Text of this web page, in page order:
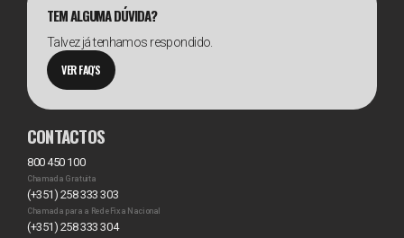
TEM ALGUMA DÚVIDA?
Talvez já tenhamos respondido.
VER FAQ'S
CONTACTOS
800 450 100
Chamada Gratuita
(+351) 258 333 303
Chamada para a Rede Fixa Nacional
(+351) 258 333 304